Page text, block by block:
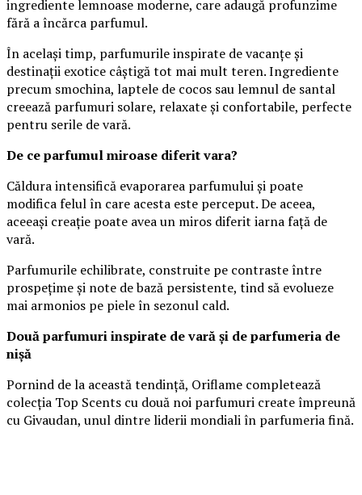
ingrediente lemnoase moderne, care adaugă profunzime
fără a încărca parfumul.
În același timp, parfumurile inspirate de vacanțe și
destinații exotice câștigă tot mai mult teren. Ingrediente
precum smochina, laptele de cocos sau lemnul de santal
creează parfumuri solare, relaxate și confortabile, perfecte
pentru serile de vară.
De ce parfumul miroase diferit vara?
Căldura intensifică evaporarea parfumului și poate
modifica felul în care acesta este perceput. De aceea,
aceeași creație poate avea un miros diferit iarna față de
vară.
Parfumurile echilibrate, construite pe contraste între
prospețime și note de bază persistente, tind să evolueze
mai armonios pe piele în sezonul cald.
Două parfumuri inspirate de vară și de parfumeria de
nișă
Pornind de la această tendință, Oriflame completează
colecția Top Scents cu două noi parfumuri create împreună
cu Givaudan, unul dintre liderii mondiali în parfumeria fină.